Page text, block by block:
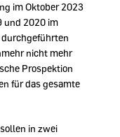
im Oktober 2023
und 2020 im
durchgeführten
nicht mehr
Prospektion
für das gesamte
in zwei